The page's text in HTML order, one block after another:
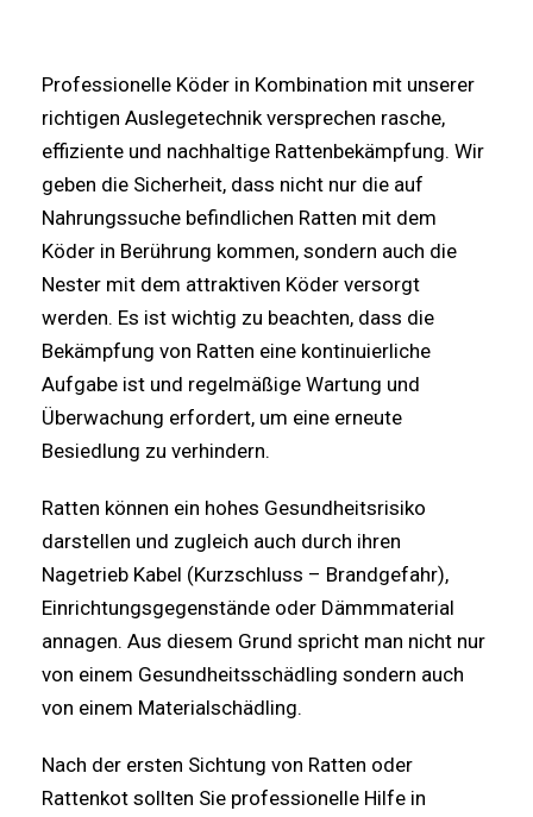
Professionelle Köder in Kombination mit unserer
richtigen Auslegetechnik versprechen rasche,
effiziente und nachhaltige Rattenbekämpfung. Wir
geben die Sicherheit, dass nicht nur die auf
Nahrungssuche befindlichen Ratten mit dem
Köder in Berührung kommen, sondern auch die
Nester mit dem attraktiven Köder versorgt
werden. Es ist wichtig zu beachten, dass die
Bekämpfung von Ratten eine kontinuierliche
Aufgabe ist und regelmäßige Wartung und
Überwachung erfordert, um eine erneute
Besiedlung zu verhindern.
Ratten können ein hohes Gesundheitsrisiko
darstellen und zugleich auch durch ihren
Nagetrieb Kabel (Kurzschluss – Brandgefahr),
Einrichtungsgegenstände oder Dämmmaterial
annagen. Aus diesem Grund spricht man nicht nur
von einem Gesundheitsschädling sondern auch
von einem Materialschädling.
Nach der ersten Sichtung von Ratten oder
Rattenkot sollten Sie professionelle Hilfe in